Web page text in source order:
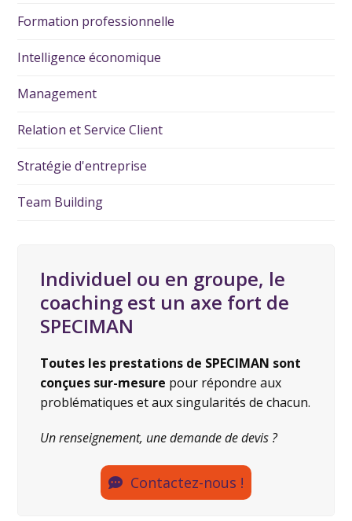
Formation professionnelle
Intelligence économique
Management
Relation et Service Client
Stratégie d'entreprise
Team Building
Individuel ou en groupe, le
coaching est un axe fort de
SPECIMAN
Toutes les prestations de SPECIMAN sont
conçues sur-mesure pour répondre aux
problématiques et aux singularités de chacun.
Un renseignement, une demande de devis ?
Contactez-nous !